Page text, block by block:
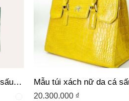
Mẫu túi xách da nữ cá sấu HSF08 tại Lavatino
20.300.000 ₫